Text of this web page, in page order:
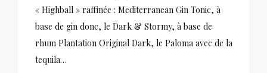
« Highball » raffinée : Mediterranean Gin Tonic, à
base de gin donc, le Dark & Stormy, à base de
rhum Plantation Original Dark, le Paloma avec de la
tequila…